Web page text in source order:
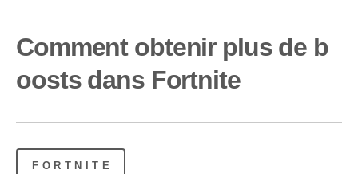
Comment obtenir plus de b
oosts dans Fortnite
FORTNITE